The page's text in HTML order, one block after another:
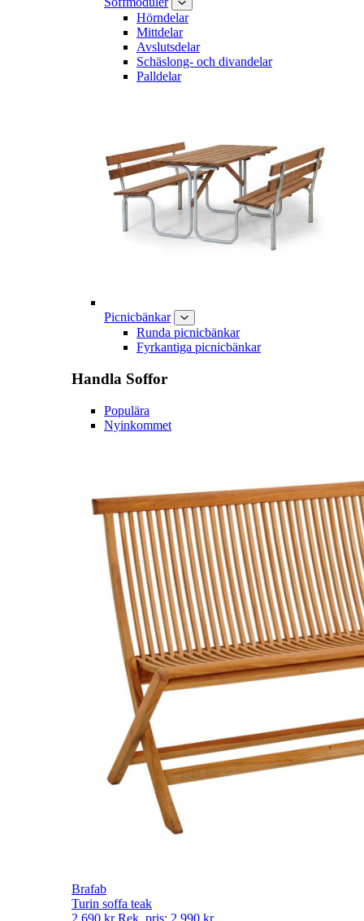
Hörndelar
Mittdelar
Avslutsdelar
Schäslong- och divandelar
Palldelar
Picnicbänkar
Runda picnicbänkar
Fyrkantiga picnicbänkar
Handla Soffor
Populära
Nyinkommet
Brafab
Turin soffa teak
2 690 kr Rek. pris: 2 990 kr